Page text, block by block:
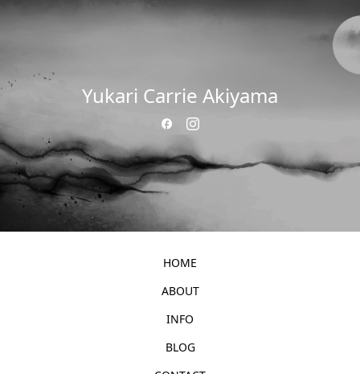
Yukari Carrie Akiyama
HOME
ABOUT
INFO
BLOG